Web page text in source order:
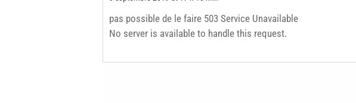
pas possible de le faire 503 Service Unavailable
No server is available to handle this request.